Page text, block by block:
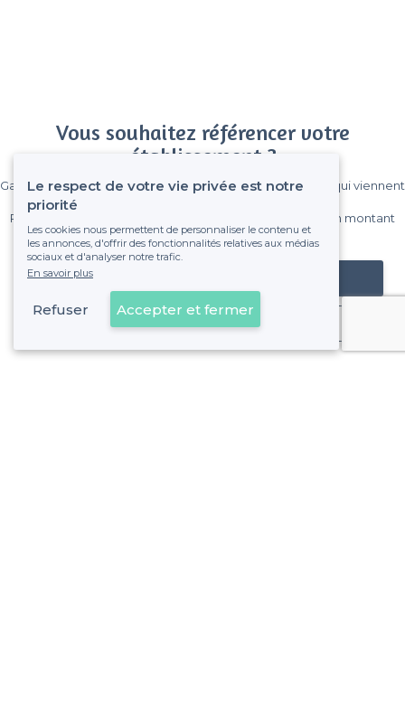
Vous souhaitez référencer votre
établissement ?
Gagnez de nombreux clients parmi le million de visiteurs qui viennent
Pas de commissions et sans engagement, vous payez un montant
fixe sans risque de voir déraper la facture.
Référencer mon établissement
Déjà client
Le respect de votre vie privée est notre
priorité
Les cookies nous permettent de personnaliser le contenu et
les annonces, d'offrir des fonctionnalités relatives aux médias
sociaux et d'analyser notre trafic.
En savoir plus
Refuser Accepter et fermer